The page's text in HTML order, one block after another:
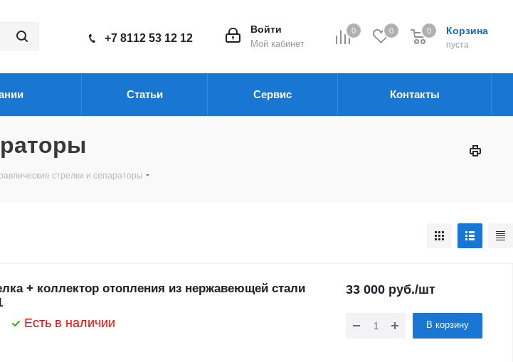
0 0 Корзина
пуста
0
Войти
Мой кабинет
+7 8112 53 12 12
Статьи Сервис Контакты
стрелки и сепараторы
+ коллектор отопления из нержавеющей стали
Есть в наличии
33 000 руб./шт
В корзину